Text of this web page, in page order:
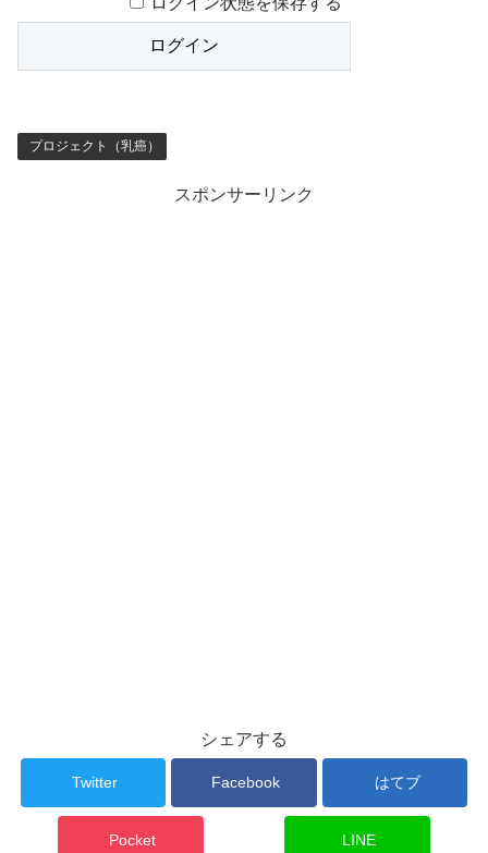
プロジェクト（乳癌）
スポンサーリンク
シェアする
Twitter Facebook はてブ
Pocket LINE